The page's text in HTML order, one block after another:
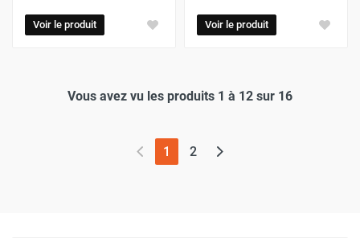
Voir le produit Voir le produit
Vous avez vu les produits 1 à 12 sur 16
1 (page actuelle)
2